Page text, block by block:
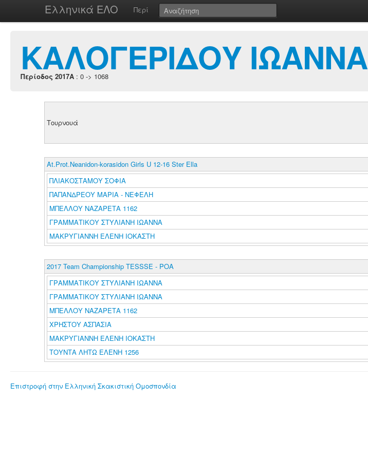
Ελληνικά ΕΛΟ Περί
ΚΑΛΟΓΕΡΙΔΟΥ ΙΩΑΝΝΑ
Περίοδος 2017A : 0 -> 1068
Τουρνουά
At.Prot.Neanidon-korasidon Girls U 12-16 Ster Ella
ΠΛΙΑΚΟΣΤΑΜΟΥ ΣΟΦΙΑ
ΠΑΠΑΝΔΡΕΟΥ ΜΑΡΙΑ - ΝΕΦΕΛΗ
ΜΠΕΛΛΟΥ ΝΑΖΑΡΕΤΑ 1162
ΓΡΑΜΜΑΤΙΚΟΥ ΣΤΥΛΙΑΝΗ ΙΩΑΝΝΑ
ΜΑΚΡΥΓΙΑΝΝΗ ΕΛΕΝΗ ΙΟΚΑΣΤΗ
2017 Team Championship TESSSE - POA
ΓΡΑΜΜΑΤΙΚΟΥ ΣΤΥΛΙΑΝΗ ΙΩΑΝΝΑ
ΓΡΑΜΜΑΤΙΚΟΥ ΣΤΥΛΙΑΝΗ ΙΩΑΝΝΑ
ΜΠΕΛΛΟΥ ΝΑΖΑΡΕΤΑ 1162
ΧΡΗΣΤΟΥ ΑΣΠΑΣΙΑ
ΜΑΚΡΥΓΙΑΝΝΗ ΕΛΕΝΗ ΙΟΚΑΣΤΗ
ΤΟΥΝΤΑ ΛΗΤΩ ΕΛΕΝΗ 1256
Επιστροφή στην Ελληνική Σκακιστική Ομοσπονδία